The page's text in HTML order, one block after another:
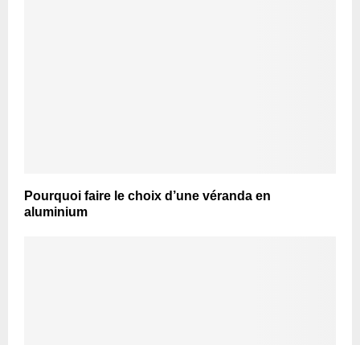
Pourquoi faire le choix d’une véranda en
aluminium